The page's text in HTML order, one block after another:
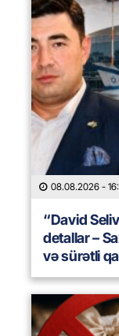
08.08.2026 -
“David
detallar –
və sürətli